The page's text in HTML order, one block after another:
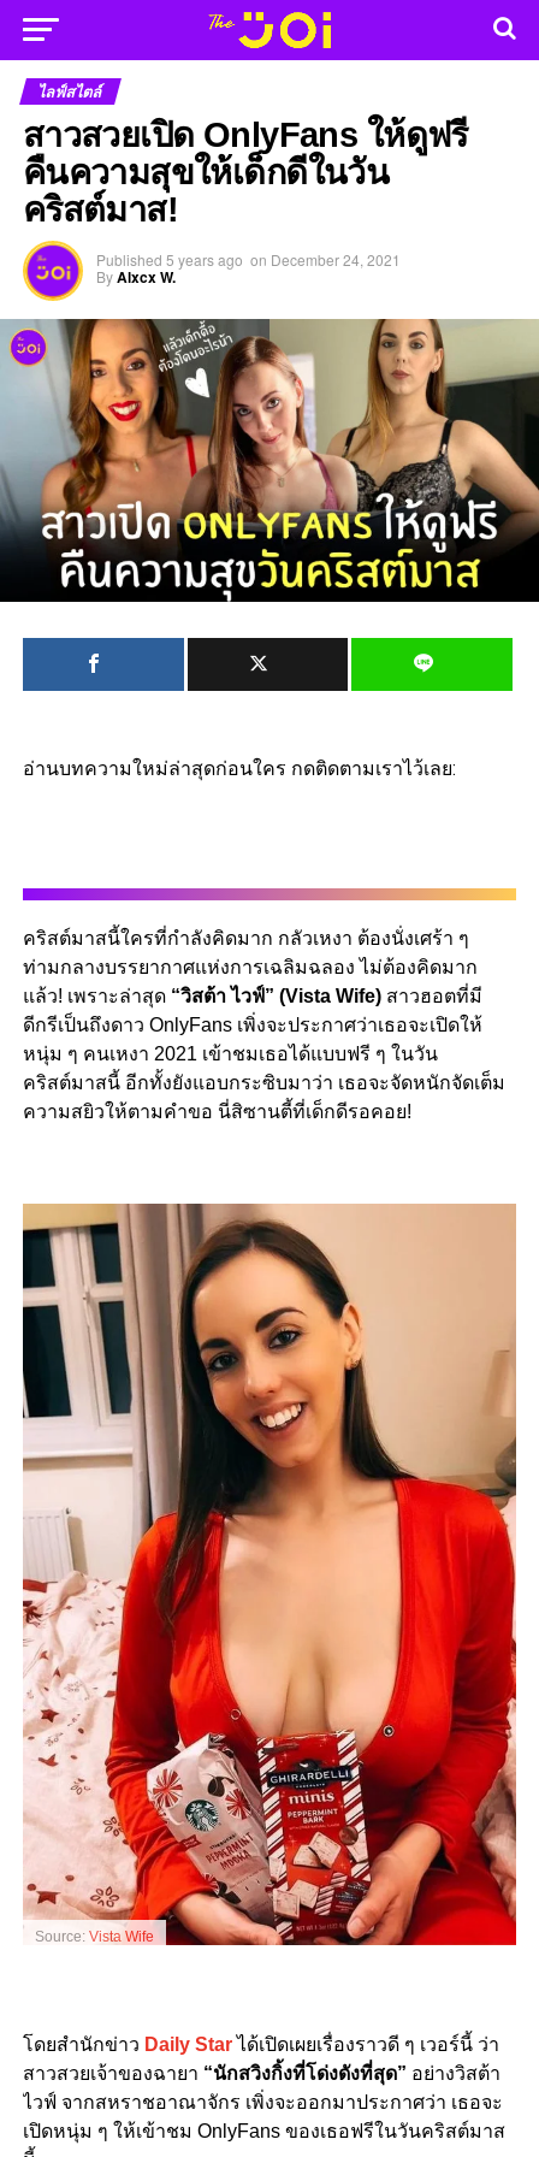
ไลฟ์สไตล์
สาวสวยเปิด OnlyFans ให้ดูฟรี
คืนความสุขให้เด็กดีในวัน
คริสต์มาส!
Published 5 years ago on December 24, 2021
ByAlxcx W.
อ่านบทความใหม่ล่าสุดก่อนใคร กดติดตามเราไว้เลย:
คริสต์มาสนี้ใครที่กำลังคิดมาก กลัวเหงา ต้องนั่งเศร้า ๆ
ท่ามกลางบรรยากาศแห่งการเฉลิมฉลอง ไม่ต้องคิดมาก
แล้ว! เพราะล่าสุด “วิสต้า ไวฟ์” (Vista Wife) สาวฮอตที่มี
ดีกรีเป็นถึงดาว OnlyFans เพิ่งจะประกาศว่าเธอจะเปิดให้
หนุ่ม ๆ คนเหงา 2021 เข้าชมเธอได้แบบฟรี ๆ ในวัน
คริสต์มาสนี้ อีกทั้งยังแอบกระซิบมาว่า เธอจะจัดหนักจัดเต็ม
ความสยิวให้ตามคำขอ นี่สิซานตี้ที่เด็กดีรอคอย!
Source: Vista Wife
โดยสำนักข่าว Daily Star ได้เปิดเผยเรื่องราวดี ๆ เวอร์นี้ ว่า
สาวสวยเจ้าของฉายา “นักสวิงกิ้งที่โด่งดังที่สุด” อย่างวิสต้า
ไวฟ์ จากสหราชอาณาจักร เพิ่งจะออกมาประกาศว่า เธอจะ
เปิดหนุ่ม ๆ ให้เข้าชม OnlyFans ของเธอฟรีในวันคริสต์มาส